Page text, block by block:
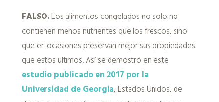
FALSO.Los alimentos congelados no solo no
contienen menos nutrientes que los frescos, sino
que en ocasiones preservan mejor sus propiedades
que estos últimos. Así se demostró en este
estudio publicado en 2017 por la
Universidad de Georgia, Estados Unidos, de